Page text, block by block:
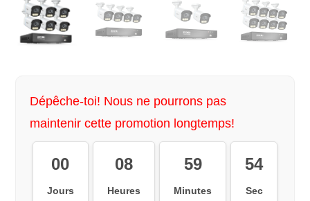
Dépêche-toi! Nous ne pourrons pas
maintenir cette promotion longtemps!
00
Jours
08
Heures
59
Minutes
54
Sec